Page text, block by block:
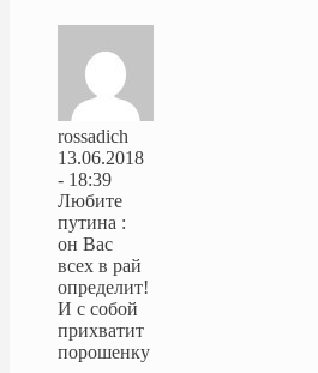
rossadich
13.06.2018
- 18:39
Любите
путина :
он Вас
всех в рай
определит!
И с собой
прихватит
порошенку